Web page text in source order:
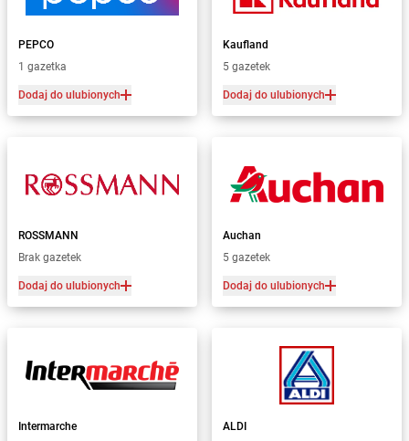
PEPCO
1 gazetka
Dodaj do ulubionych
Kaufland
5 gazetek
Dodaj do ulubionych
ROSSMANN
Brak gazetek
Dodaj do ulubionych
Auchan
5 gazetek
Dodaj do ulubionych
Intermarche
ALDI